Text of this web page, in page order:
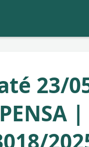
23/
|